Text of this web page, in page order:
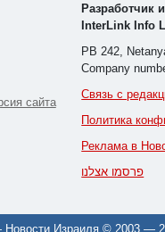
сайта
Разработчик
InterLink Info
PB 242,
Company
Связь с
Политика
Реклама в
פרסמו אצלנו
Новости Израиля © 2003 —